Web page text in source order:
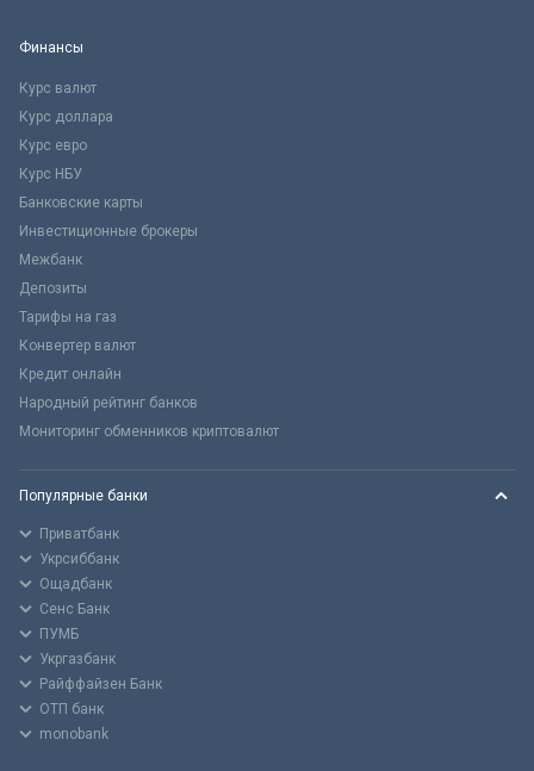
Финансы
Курс валют
Курс доллара
Курс евро
Курс НБУ
Банковские карты
Инвестиционные брокеры
Межбанк
Депозиты
Тарифы на газ
Конвертер валют
Кредит онлайн
Народный рейтинг банков
Мониторинг обменников криптовалют
Популярные банки
Приватбанк
Укрсиббанк
Ощадбанк
Сенс Банк
ПУМБ
Укргазбанк
Райффайзен Банк
ОТП банк
monobank